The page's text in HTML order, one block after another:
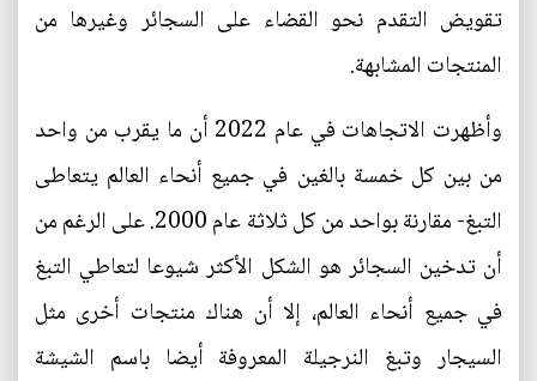
تقويض التقدم نحو القضاء على السجائر وغيرها من
المنتجات المشابهة.
وأظهرت الاتجاهات في عام 2022 أن ما يقرب من واحد
من بين كل خمسة بالغين في جميع أنحاء العالم يتعاطى
التبغ- مقارنة بواحد من كل ثلاثة عام 2000. على الرغم من
أن تدخين السجائر هو الشكل الأكثر شيوعا لتعاطي التبغ
في جميع أنحاء العالم، إلا أن هناك منتجات أخرى مثل
السيجار وتبغ النرجيلة المعروفة أيضا باسم الشيشة